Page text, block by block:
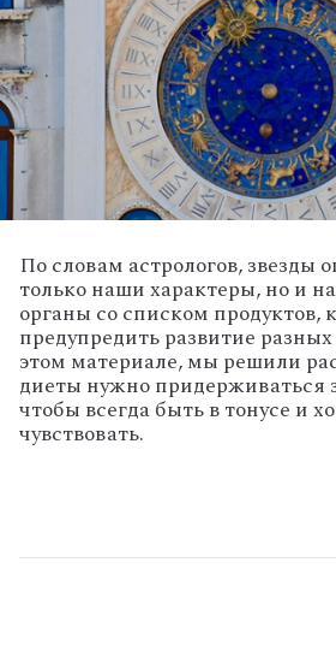
По словам астрологов, звезды
только наши характеры, но и
органы со списком продуктов,
предупредить развитие
этом материале, мы решили
диеты нужно придерживаться
чтобы всегда быть в тонусе и
чувствовать.